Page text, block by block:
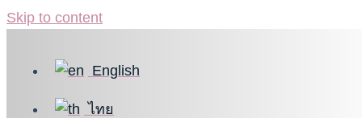
Skip to content
English
ไทย